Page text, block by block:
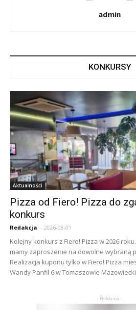
admin
KONKURSY
Aktualności
Pizza od Fiero! Pizza do
konkurs
Redakcja - 2026-08-01
Kolejny konkurs z Fiero! Pizza w 2026
mamy zaproszenie na dowolne wybraną
Realizacja kuponu tylko w Fiero! Pizza
Wandy Panfil 6 w Tomaszowie
- Reklama -